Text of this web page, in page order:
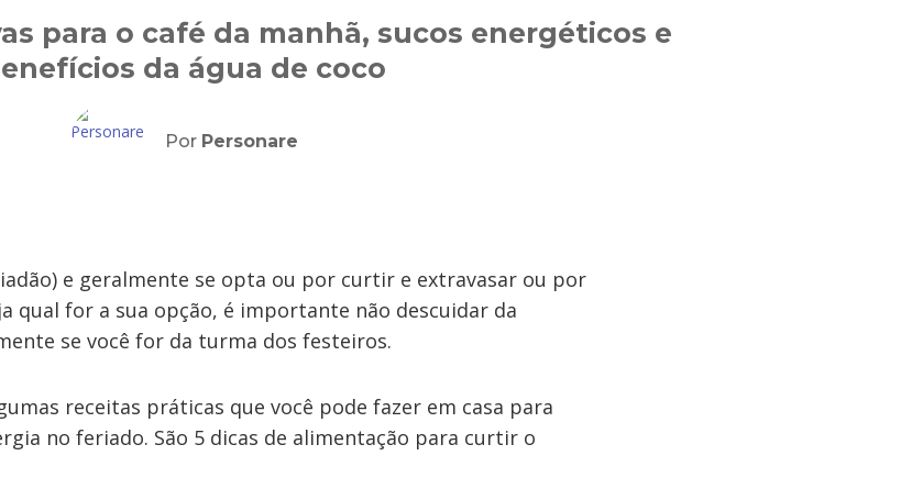
para o café da manhã, sucos energéticos e
da água de coco
Por Personare
e geralmente se opta ou por curtir e extravasar ou por
qual for a sua opção, é importante não descuidar da
se você for da turma dos festeiros.
receitas práticas que você pode fazer em casa para
no feriado. São 5 dicas de alimentação para curtir o